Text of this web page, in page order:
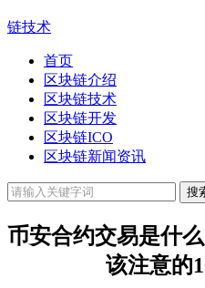
链技术
首页
区块链介绍
区块链技术
区块链开发
区块链ICO
区块链新闻资讯
币安合约交易是什
该注意的